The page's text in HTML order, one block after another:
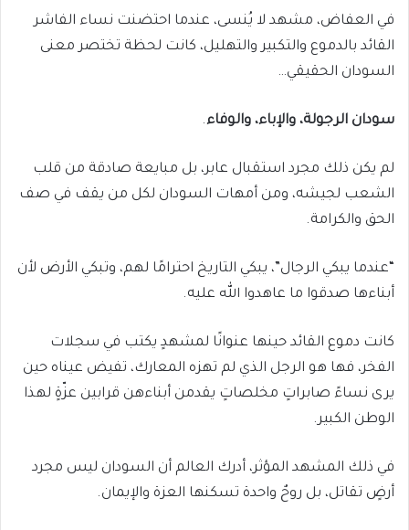
في العفاض، مشهد لا يُنسى، عندما احتضنت نساء الفاشر
القائد بالدموع والتكبير والتهليل، كانت لحظة تختصر معنى
السودان الحقيقي…
سودان الرجولة، والإباء، والوفاء.
لم يكن ذلك مجرد استقبال عابر، بل مبايعة صادقة من قلب
الشعب لجيشه، ومن أمهات السودان لكل من يقف في صف
الحق والكرامة.
“عندما يبكي الرجال”، يبكي التاريخ احترامًا لهم، وتبكي الأرض لأن
أبناءها صدقوا ما عاهدوا الله عليه.
كانت دموع القائد حينها عنوانًا لمشهدٍ يكتب في سجلات
الفخر، فها هو الرجل الذي لم تهزه المعارك، تفيض عيناه حين
يرى نساءً صابراتٍ مخلصاتٍ يقدمن أبناءهن قرابين عزّةٍ لهذا
الوطن الكبير.
في ذلك المشهد المؤثر، أدرك العالم أن السودان ليس مجرد
أرضٍ تقاتل، بل روحٌ واحدة تسكنها العزة والإيمان.